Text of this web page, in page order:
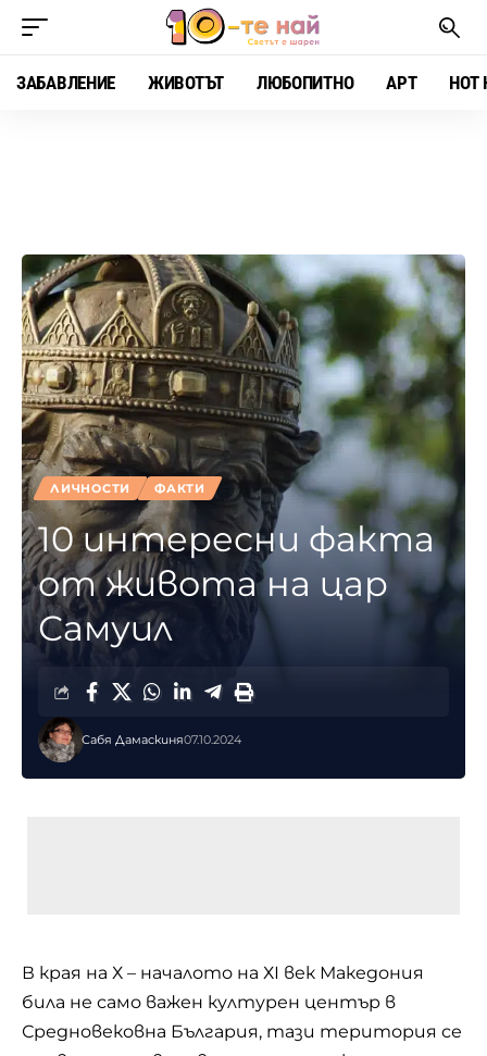
ЗАБАВЛЕНИЕ ЖИВОТЪТ ЛЮБОПИТНО АРТ HOT
ЛИЧНОСТИ ФАКТИ
10 интересни факта
от живота на цар
Самуил
Сабя Дамаскиня07.10.2024
В края на Х – началото на ХІ век Македония
била не само важен културен център в
Средновековна България, тази територия се